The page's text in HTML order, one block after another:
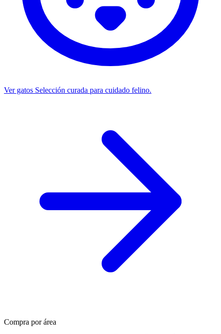
Ver gatos Selección curada para cuidado felino.
Compra por área